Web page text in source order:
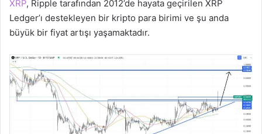
XRP, Ripple tarafından 2012’de hayata geçirilen XRP
Ledger’ı destekleyen bir kripto para birimi ve şu anda
büyük bir fiyat artışı yaşamaktadır.